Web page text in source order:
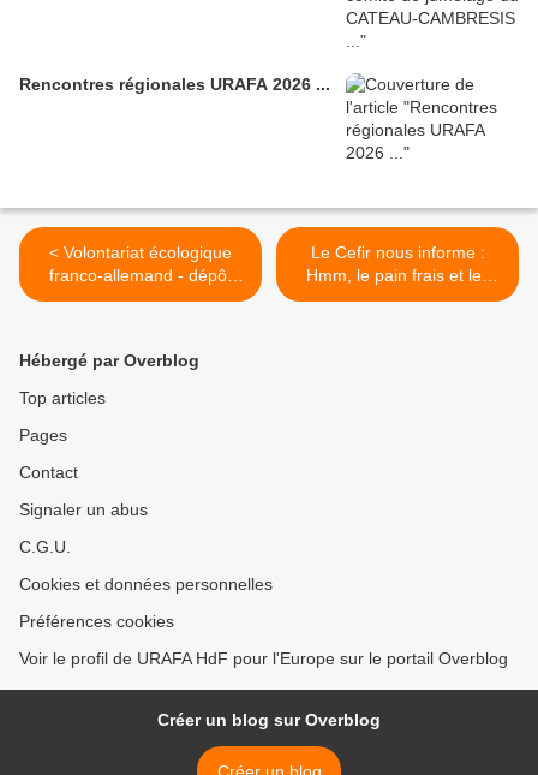
Rencontres régionales URAFA 2026 ...
< Volontariat écologique
franco-allemand - dépôt
des candidatures à partir de
Le Cefir nous informe :
Hmm, le pain frais et les
jolies patisseries ! >
Hébergé par Overblog
Top articles
Pages
Contact
Signaler un abus
C.G.U.
Cookies et données personnelles
Préférences cookies
Voir le profil de URAFA HdF pour l'Europe sur le portail Overblog
Créer un blog sur Overblog